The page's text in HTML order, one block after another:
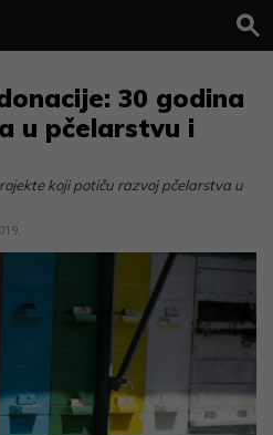
30 godina
u pčelarstvu i
koji potiču razvoj pčelarstva u